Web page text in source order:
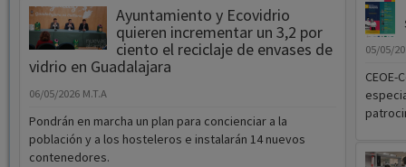
Ayuntamiento y Ecovidrio
quieren incrementar un 3,2 por
ciento el reciclaje de envases de
vidrio en Guadalajara
06/05/2026 M.T.A
Pondrán en marcha un plan para concienciar a la
población y a los hosteleros e instalarán 14 nuevos
contenedores.
05/05/